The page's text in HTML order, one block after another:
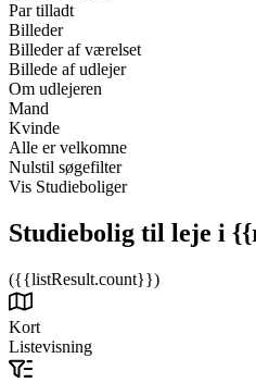
Par tilladt
Billeder
Billeder af værelset
Billede af udlejer
Om udlejeren
Mand
Kvinde
Alle er velkomne
Nulstil søgefilter
Vis Studieboliger
Studiebolig til leje i
({{listResult.count}})
Kort
Listevisning